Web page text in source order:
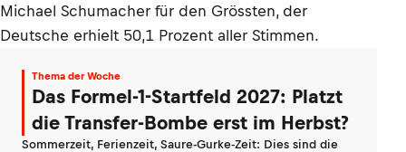
Michael Schumacher für den Grössten, der
Deutsche erhielt 50,1 Prozent aller Stimmen.
Thema der Woche
Das Formel-1-Startfeld 2027: Platzt
die Transfer-Bombe erst im Herbst?
Sommerzeit, Ferienzeit, Saure-Gurke-Zeit: Dies sind die